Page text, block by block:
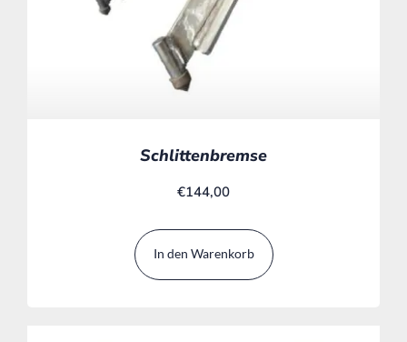
Schlittenbremse
€144,00
In den Warenkorb